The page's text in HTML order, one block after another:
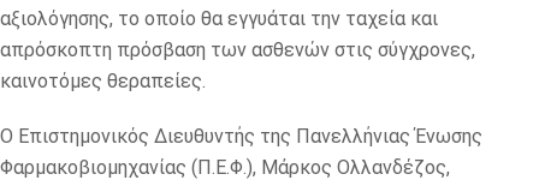
αξιολόγησης, το οποίο θα εγγυάται την ταχεία και
απρόσκοπτη πρόσβαση των ασθενών στις σύγχρονες,
καινοτόμες θεραπείες.
Ο Επιστημονικός Διευθυντής της Πανελλήνιας Ένωσης
Φαρμακοβιομηχανίας (Π.Ε.Φ.), Μάρκος Ολλανδέζος,